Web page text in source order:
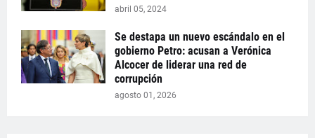
abril 05, 2024
Se destapa un nuevo escándalo en el
gobierno Petro: acusan a Verónica
Alcocer de liderar una red de
corrupción
agosto 01, 2026